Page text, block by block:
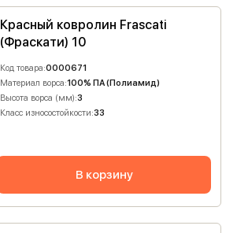
Красный ковролин Frascati
(Фраскати) 10
Код товара:0000671
Материал ворса:100% ПА (Полиамид)
Высота ворса (мм):3
Класс износостойкости:33
В корзину